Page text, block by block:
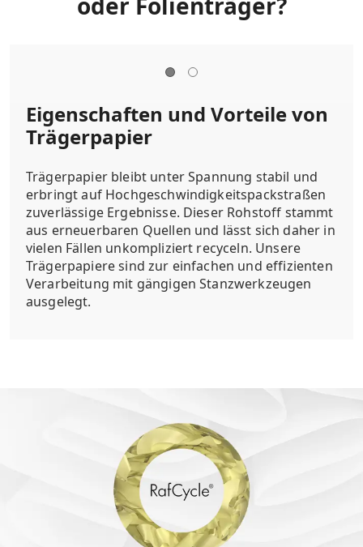
Eigenschaften und Vorteile von
Trägerpapier
Trägerpapier bleibt unter Spannung stabil und
erbringt auf Hochgeschwindigkeitspackstraßen
zuverlässige Ergebnisse. Dieser Rohstoff stammt
aus erneuerbaren Quellen und lässt sich daher in
vielen Fällen unkompliziert recyceln. Unsere
Trägerpapiere sind zur einfachen und effizienten
Verarbeitung mit gängigen Stanzwerkzeugen
ausgelegt.